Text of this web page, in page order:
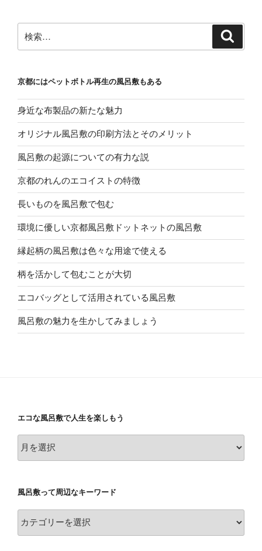
索:
京都にはペットボトル再生の風呂敷もある
身近な布製品の新たな魅力
オリジナル風呂敷の印刷方法とそのメリット
風呂敷の起源についての有力な説
京都のれんのエコイストの特徴
長いものを風呂敷で包む
環境に優しい京都風呂敷ドットネットの風呂敷
縁起柄の風呂敷は色々な用途で使える
柄を活かして包むことが大切
エコバッグとして活用されている風呂敷
風呂敷の魅力を生かしてみましょう
エコな風呂敷で人生を楽しもう
コ
呂
敷
で
人
風呂敷って周辺なキーワード
呂